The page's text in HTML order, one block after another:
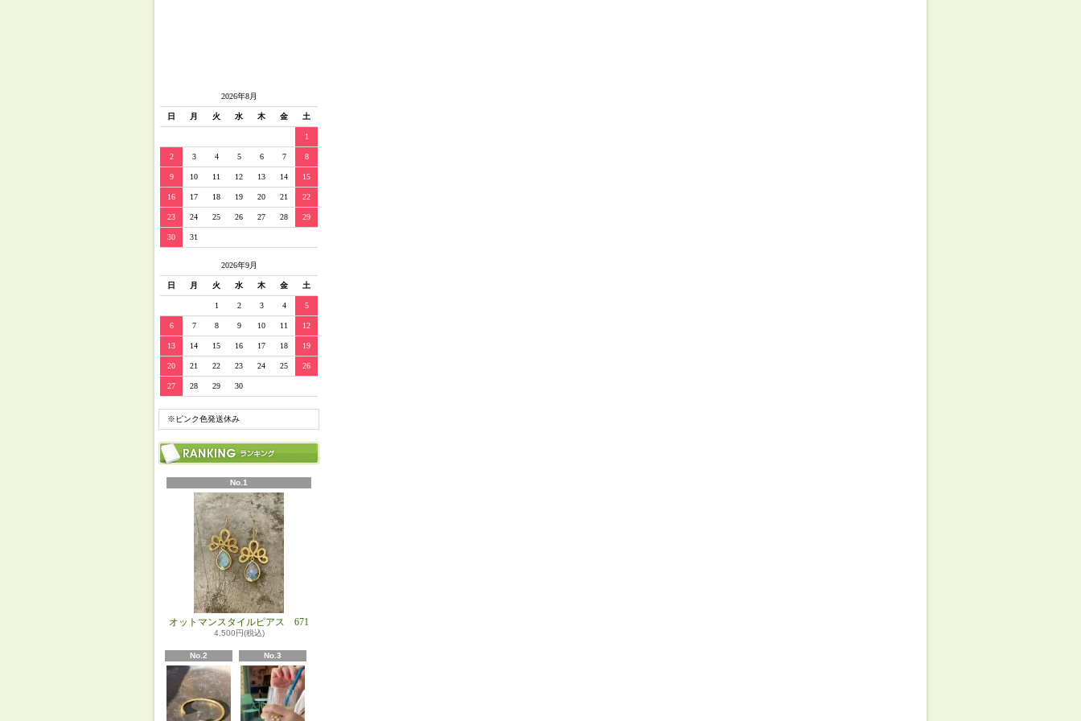
2026年8月
日 月 火 水 木 金 土
1
2 3 4 5 6 7 8
9 10 11 12 13 14 15
16 17 18 19 20 21 22
23 24 25 26 27 28 29
30 31
2026年9月
日 月 火 水 木 金 土
1 2 3 4 5
6 7 8 9 10 11 12
13 14 15 16 17 18 19
20 21 22 23 24 25 26
27 28 29 30
※ピンク色発送休み
No.1
オットマンスタイルピアス 671
4,500円(税込)
No.2 No.3